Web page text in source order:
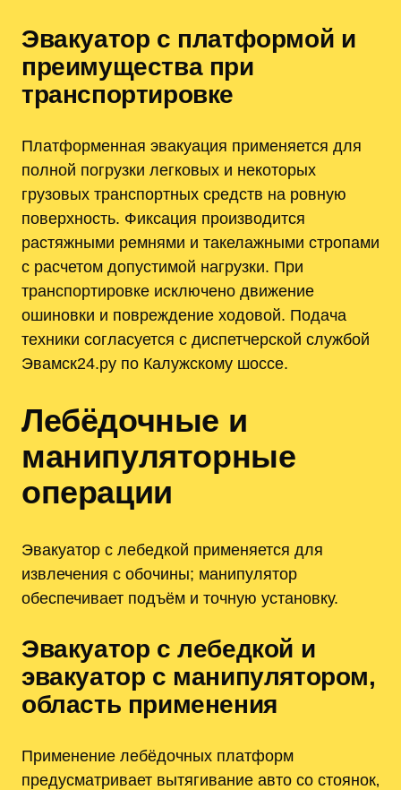
Эвакуатор с платформой и
преимущества при
транспортировке
Платформенная эвакуация применяется для
полной погрузки легковых и некоторых
грузовых транспортных средств на ровную
поверхность. Фиксация производится
растяжными ремнями и такелажными стропами
с расчетом допустимой нагрузки. При
транспортировке исключено движение
ошиновки и повреждение ходовой. Подача
техники согласуется с диспетчерской службой
Эвамск24.ру по Калужскому шоссе.
Лебёдочные и
манипуляторные
операции
Эвакуатор с лебедкой применяется для
извлечения с обочины; манипулятор
обеспечивает подъём и точную установку.
Эвакуатор с лебедкой и
эвакуатор с манипулятором,
область применения
Применение лебёдочных платформ
предусматривает вытягивание авто со стоянок‚